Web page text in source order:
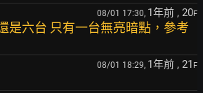
08/01 17:30, 1年前 , 20F
是六台 只有一台無亮暗點，參考
08/01 18:29, 1年前 , 21 F